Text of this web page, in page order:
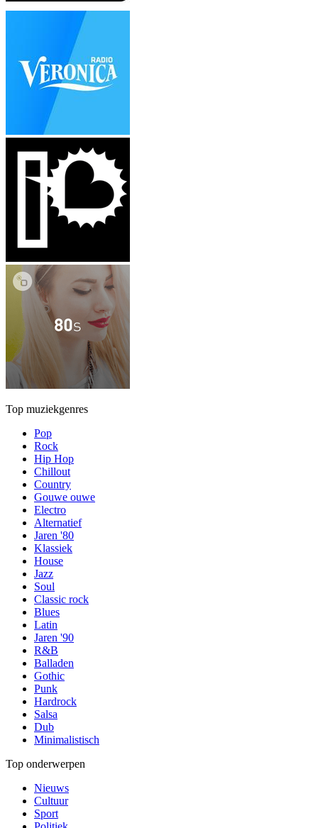
Top muziekgenres
Pop
Rock
Hip Hop
Chillout
Country
Gouwe ouwe
Electro
Alternatief
Jaren '80
Klassiek
House
Jazz
Soul
Classic rock
Blues
Latin
Jaren '90
R&B
Balladen
Gothic
Punk
Hardrock
Salsa
Dub
Minimalistisch
Top onderwerpen
Nieuws
Cultuur
Sport